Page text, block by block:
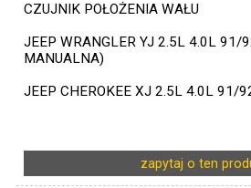
CZUJNIK POŁOŻENIA WAŁU
JEEP WRANGLER YJ 2.5L 4.0L 91/
MANUALNA)
JEEP CHEROKEE XJ 2.5L 4.0L 91/
zapytaj o ten